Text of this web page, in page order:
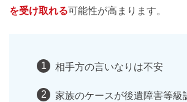
を受け取れる可能性が高まります。
相手方の言いなりは不安
家族のケースが後遺障害等級